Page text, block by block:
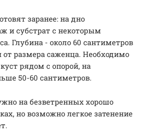
заранее: на дно
и субстрат с некоторым
Глубина - около 60 сантиметров
размера саженца. Необходимо
рядом с опорой, на
50-60 сантиметров.
на безветренных хорошо
но возможно легкое затенение